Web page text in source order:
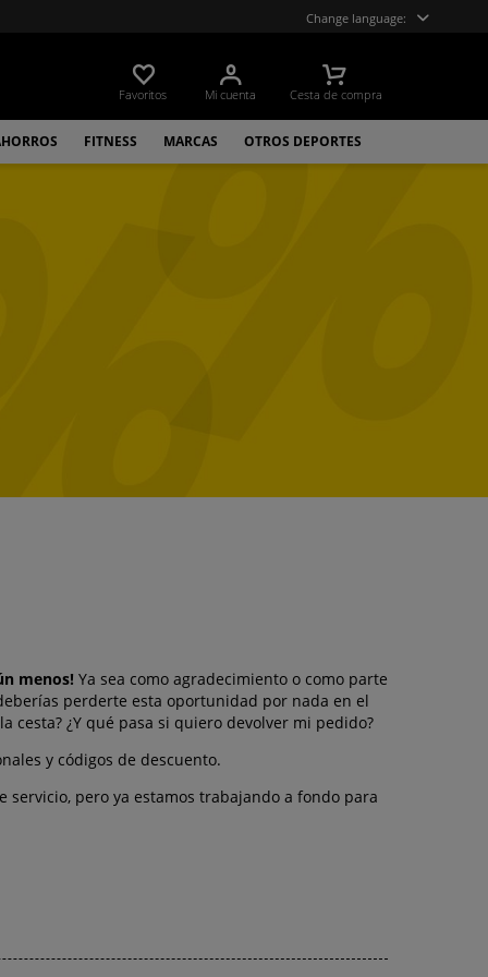
Change language:
Favoritos Mi cuenta Cesta de compra
FITNESS MARCAS OTROS DEPORTES
menos! Ya sea como agradecimiento o como parte
perderte esta oportunidad por nada en el
cesta? ¿Y qué pasa si quiero devolver mi pedido?
y códigos de descuento.
servicio, pero ya estamos trabajando a fondo para